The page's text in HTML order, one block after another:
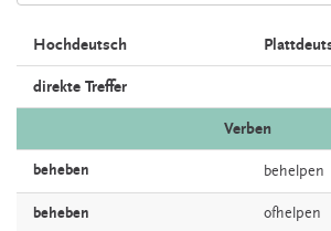
Hochdeutsch
direkte Treffer
Verben
beheben behelpen
beheben ofhelpen